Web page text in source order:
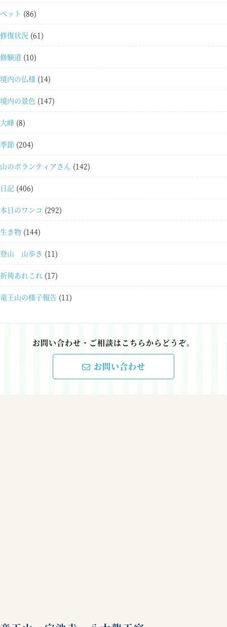
ペット (86)
修復状況 (61)
修験道 (10)
境内の仏様 (14)
境内の景色 (147)
大峰 (8)
季節 (204)
山のボランティアさん (142)
日記 (406)
本日のワンコ (292)
生き物 (144)
登山 山歩き (11)
祈祷あれこれ (17)
竜王山の様子報告 (11)
お問い合わせ・ご相談はこちらからどうぞ。
お問い合わせ